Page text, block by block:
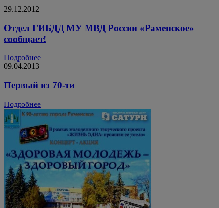
29.12.2012
Отдел ГИБДД МУ МВД России «Раменское»
сообщает!
Подробнее
09.04.2013
Первый из 70-ти
Подробнее